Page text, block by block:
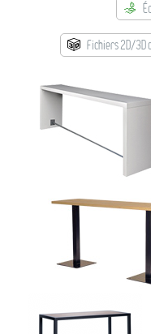
→ Types de mobilier
→ Noms / Références
→ Couleurs
→ Ensembles
Modélisation 2D/3D
Fichiers 2D/3D